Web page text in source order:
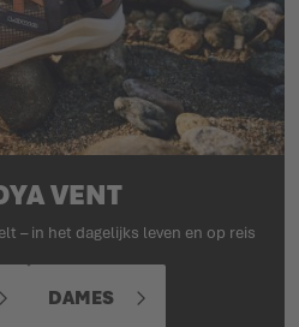
VENT
– in het dagelijks leven en op reis
DAMES